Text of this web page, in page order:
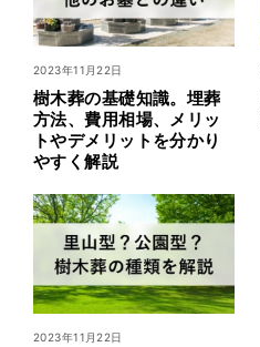
2023年11月22日
樹木葬の基礎知識。埋葬
方法、費用相場、メリッ
トやデメリットを分かり
やすく解説
2023年11月22日